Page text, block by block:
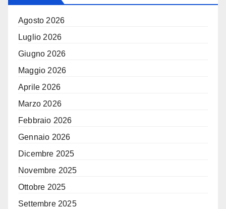
Agosto 2026
Luglio 2026
Giugno 2026
Maggio 2026
Aprile 2026
Marzo 2026
Febbraio 2026
Gennaio 2026
Dicembre 2025
Novembre 2025
Ottobre 2025
Settembre 2025